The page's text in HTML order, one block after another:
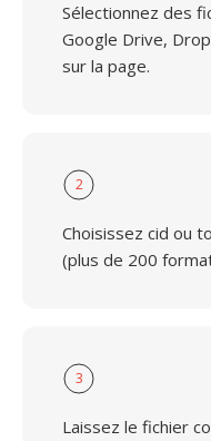
Sélectionnez des
Google Drive,
sur la page.
2
Choisissez cid ou
(plus de 200
3
Laissez le fichier